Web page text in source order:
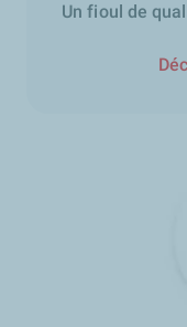
Un fioul de